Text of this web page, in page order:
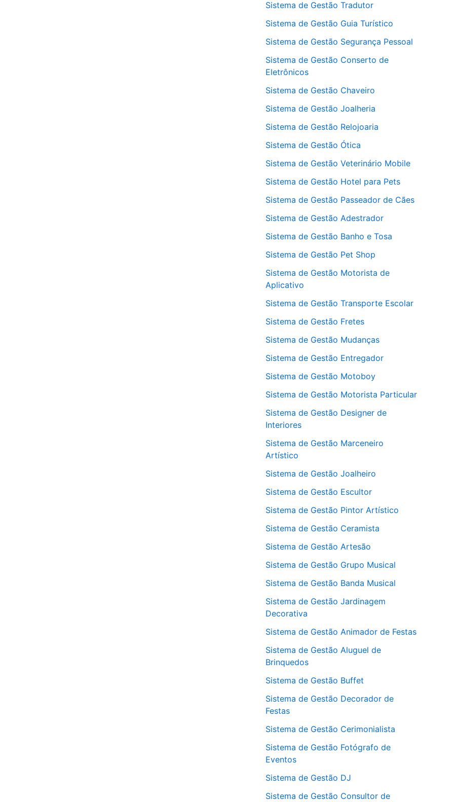
Sistema de Gestão Tradutor
Sistema de Gestão Guia Turístico
Sistema de Gestão Segurança Pessoal
Sistema de Gestão Conserto de
Eletrônicos
Sistema de Gestão Chaveiro
Sistema de Gestão Joalheria
Sistema de Gestão Relojoaria
Sistema de Gestão Ótica
Sistema de Gestão Veterinário Mobile
Sistema de Gestão Hotel para Pets
Sistema de Gestão Passeador de Cães
Sistema de Gestão Adestrador
Sistema de Gestão Banho e Tosa
Sistema de Gestão Pet Shop
Sistema de Gestão Motorista de
Aplicativo
Sistema de Gestão Transporte Escolar
Sistema de Gestão Fretes
Sistema de Gestão Mudanças
Sistema de Gestão Entregador
Sistema de Gestão Motoboy
Sistema de Gestão Motorista Particular
Sistema de Gestão Designer de
Interiores
Sistema de Gestão Marceneiro
Artístico
Sistema de Gestão Joalheiro
Sistema de Gestão Escultor
Sistema de Gestão Pintor Artístico
Sistema de Gestão Ceramista
Sistema de Gestão Artesão
Sistema de Gestão Grupo Musical
Sistema de Gestão Banda Musical
Sistema de Gestão Jardinagem
Decorativa
Sistema de Gestão Animador de Festas
Sistema de Gestão Aluguel de
Brinquedos
Sistema de Gestão Buffet
Sistema de Gestão Decorador de
Festas
Sistema de Gestão Cerimonialista
Sistema de Gestão Fotógrafo de
Eventos
Sistema de Gestão DJ
Sistema de Gestão Consultor de